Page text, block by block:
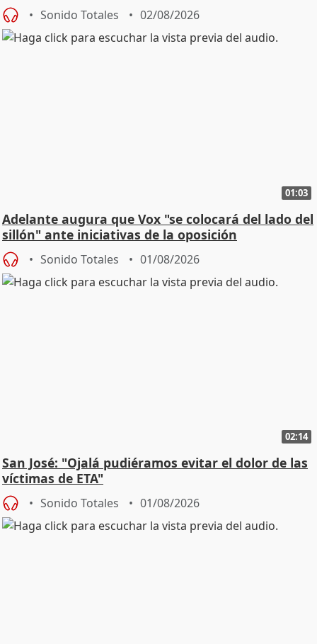
Sonido Totales 02/08/2026
01:03
Adelante augura que Vox "se colocará del lado del
sillón" ante iniciativas de la oposición
Sonido Totales 01/08/2026
02:14
San José: "Ojalá pudiéramos evitar el dolor de las
víctimas de ETA"
Sonido Totales 01/08/2026